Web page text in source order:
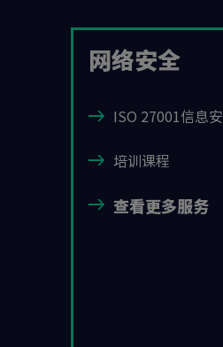
网络安全
ISO 27001信息
培训课程
查看更多服务